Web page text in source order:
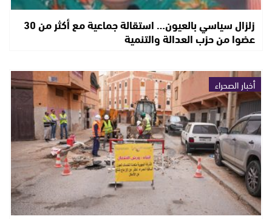
زلزال سياسي بالعيون… استقالة جماعية مع أكثر من 30
عضوا من حزب العدالة والتنمية
أخبار الصحراء